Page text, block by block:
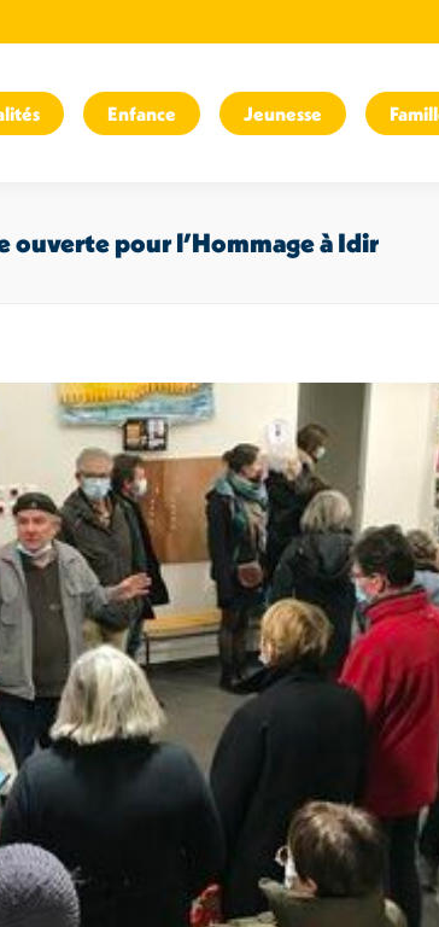
Enfance Jeunesse
ouverte pour l’Hommage à Idir